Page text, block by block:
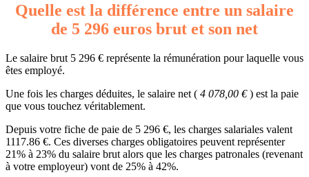
Quelle est la différence entre un salaire
de 5 296 euros brut et son net
Le salaire brut 5 296 € représente la rémunération pour laquelle vous
êtes employé.
Une fois les charges déduites, le salaire net ( 4 078,00 €) est la paie
que vous touchez véritablement.
Depuis votre fiche de paie de 5 296 €, les charges salariales valent
1117.86 €. Ces diverses charges obligatoires peuvent représenter
21% à 23% du salaire brut alors que les charges patronales (revenant
à votre employeur) vont de 25% à 42%.